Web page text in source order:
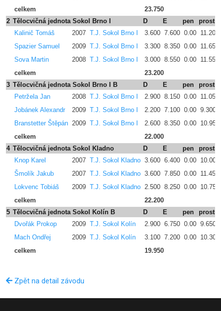
celkem
23.750
2 Tělocvičná jednota Sokol Brno I D E pen
Kalinič Tomáš
2007 T.J. Sokol Brno I 3.600 7.600 0.00 11.200
Spazier Samuel
2009 T.J. Sokol Brno I 3.300 8.350 0.00 11.650
Sova Martin
2008 T.J. Sokol Brno I 3.000 8.550 0.00 11.550
celkem
23.200
3 Tělocvičná jednota Sokol Brno I B D E pen
Petržela Jan
2008 T.J. Sokol Brno I 2.900 8.150 0.00 11.050
Jobánek Alexandr
2009 T.J. Sokol Brno I 2.200 7.100 0.00 9.300
Branstetter Štěpán 2009 T.J. Sokol Brno I 2.600 8.350 0.00 10.950
celkem
22.000
4 Tělocvičná jednota Sokol Kladno D E pen
Knop Karel
2007 T.J. Sokol Kladno 3.600 6.400 0.00 10.000
Šmolík Jakub
2007 T.J. Sokol Kladno 3.600 7.850 0.00 11.450
Lokvenc Tobiáš
2009 T.J. Sokol Kladno 2.500 8.250 0.00 10.750
celkem
22.200
5 Tělocvičná jednota Sokol Kolín B D E pen
Dvořák Prokop
2009 T.J. Sokol Kolín 2.900 6.750 0.00 9.650
Mach Ondřej
2009 T.J. Sokol Kolín 3.100 7.200 0.00 10.300
celkem
19.950
Zpět na detail závodu